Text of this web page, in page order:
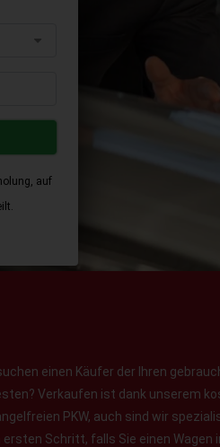
auf
einen Käufer der Ihren
Verkaufen ist dank unserem
PKW, auch sind wir
Schritt, falls Sie einen